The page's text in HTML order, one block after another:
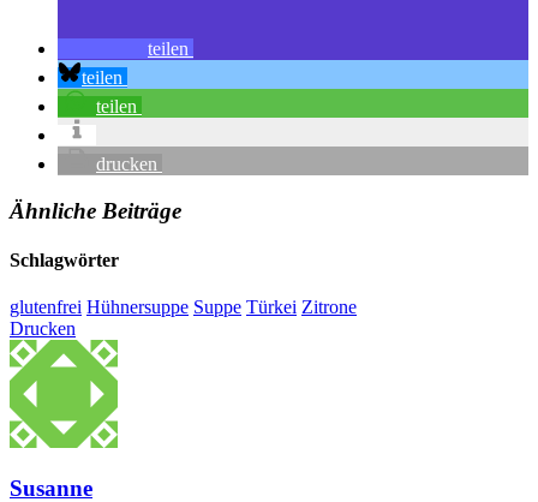
teilen
teilen
teilen
drucken
Ähnliche Beiträge
Schlagwörter
glutenfrei Hühnersuppe Suppe Türkei Zitrone
Drucken
Susanne